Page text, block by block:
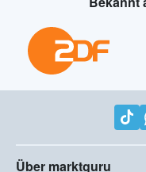
Über marktguru